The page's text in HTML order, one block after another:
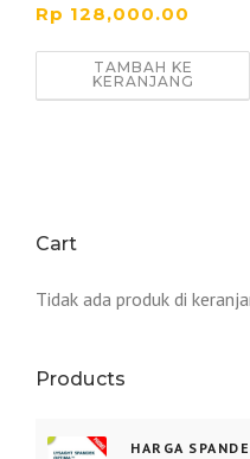
Rp 128,000.00
TAMBAH KE
KERANJANG
Cart
Tidak ada produk di
Products
HARGA